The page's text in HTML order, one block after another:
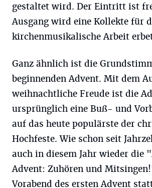
gestaltet wird. Der Eintritt ist
Ausgang wird eine Kollekte für
kirchenmusikalische Arbeit
Ganz ähnlich ist die
beginnenden Advent. Mit dem
weihnachtliche Freude ist die
ursprünglich eine Buß- und
auf das heute populärste der
Hochfeste. Wie schon seit
auch in diesem Jahr wieder die
Advent: Zuhören und
Vorabend des ersten Advent